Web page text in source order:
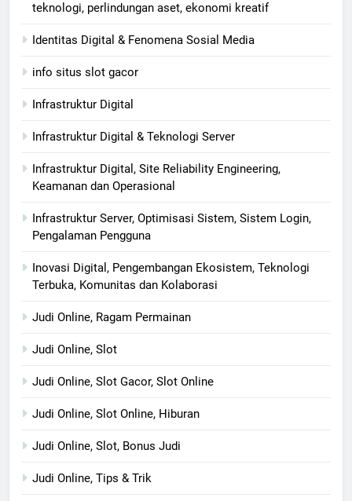
teknologi, perlindungan aset, ekonomi kreatif
Identitas Digital & Fenomena Sosial Media
info situs slot gacor
Infrastruktur Digital
Infrastruktur Digital & Teknologi Server
Infrastruktur Digital, Site Reliability Engineering,
Keamanan dan Operasional
Infrastruktur Server, Optimisasi Sistem, Sistem Login,
Pengalaman Pengguna
Inovasi Digital, Pengembangan Ekosistem, Teknologi
Terbuka, Komunitas dan Kolaborasi
Judi Online, Ragam Permainan
Judi Online, Slot
Judi Online, Slot Gacor, Slot Online
Judi Online, Slot Online, Hiburan
Judi Online, Slot, Bonus Judi
Judi Online, Tips & Trik